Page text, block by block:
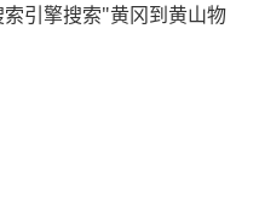
引擎搜索"黄冈到黄山物